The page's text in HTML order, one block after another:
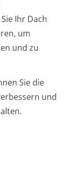
Ihr Dach
um
und zu
Sie die
und